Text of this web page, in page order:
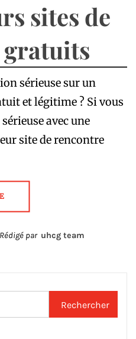
sites de
sérieuse sur un
et légitime ? Si vous
avec une
site de rencontre
Rédigé par uhcg team